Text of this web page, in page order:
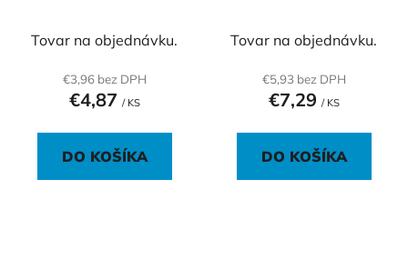
Tovar na objednávku.
€3,96 bez DPH
€4,87 / KS
DO KOŠÍKA
Tovar na objednávku.
€5,93 bez DPH
€7,29 / KS
DO KOŠÍKA